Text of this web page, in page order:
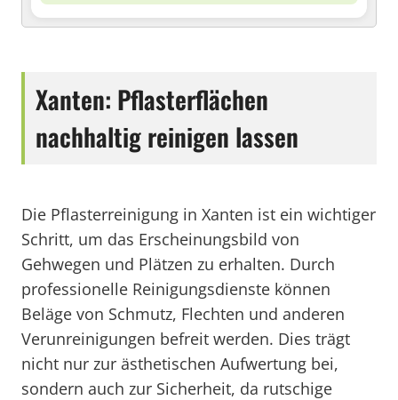
Xanten: Pflasterflächen
nachhaltig reinigen lassen
Die Pflasterreinigung in Xanten ist ein wichtiger
Schritt, um das Erscheinungsbild von
Gehwegen und Plätzen zu erhalten. Durch
professionelle Reinigungsdienste können
Beläge von Schmutz, Flechten und anderen
Verunreinigungen befreit werden. Dies trägt
nicht nur zur ästhetischen Aufwertung bei,
sondern auch zur Sicherheit, da rutschige